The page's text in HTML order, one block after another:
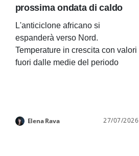
prossima ondata di caldo
L'anticiclone africano si
espanderà verso Nord.
Temperature in crescita con valori
fuori dalle medie del periodo
Elena Rava 27/07/2026